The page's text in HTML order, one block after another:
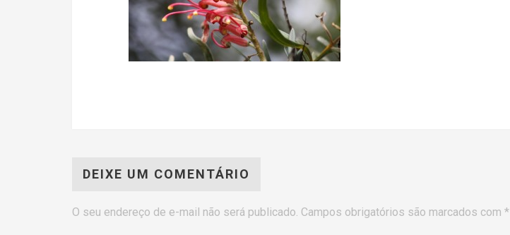
DEIXE UM COMENTÁRIO
O seu endereço de e-mail não será publicado. Campos obrigatórios são marcados com *